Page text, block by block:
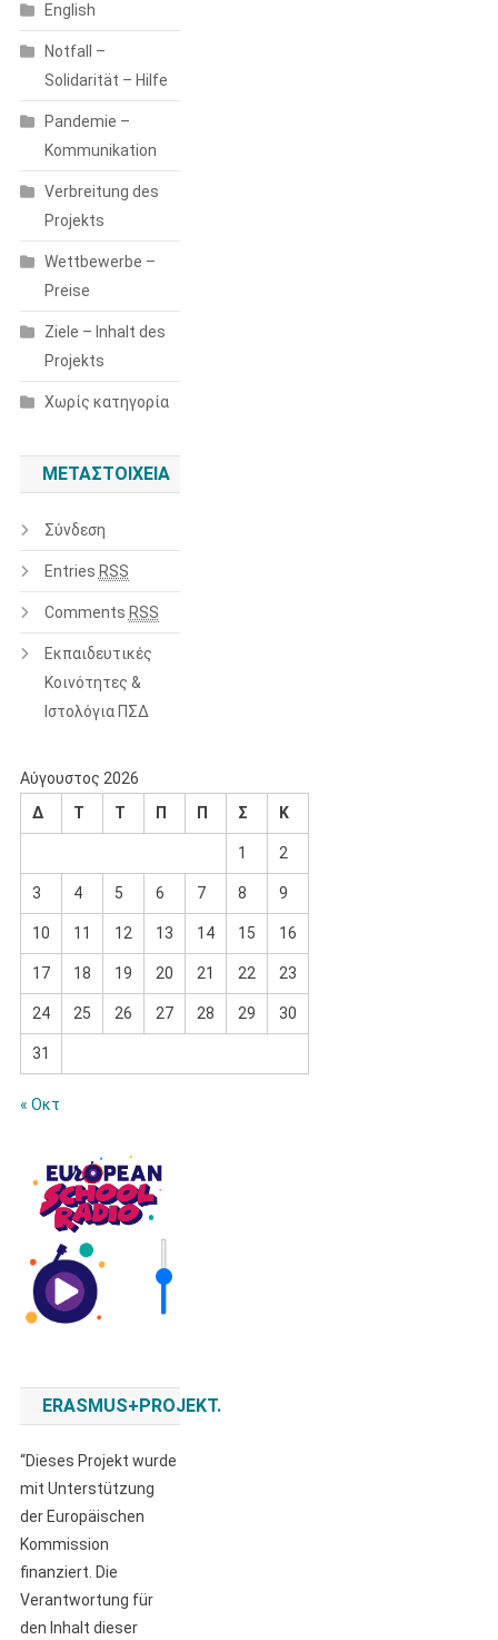
English
Notfall –
Solidarität – Hilfe
Pandemie –
Kommunikation
Verbreitung des
Projekts
Wettbewerbe –
Preise
Ziele – Inhalt des
Projekts
Χωρίς κατηγορία
ΜΕΤΑΣΤΟΙΧΕΊΑ
Σύνδεση
Entries RSS
Comments RSS
Εκπαιδευτικές
Κοινότητες &
Ιστολόγια ΠΣΔ
Αύγουστος 2026
Δ
Τ Τ Π Π Σ Κ
1 2
3 4 5 6 7 8 9
10 11 12 13 14 15 16
17 18 19 20 21 22 23
24 25 26 27 28 29 30
31
« Οκτ
ERASMUS+PROJEKT.
“Dieses Projekt wurde
mit Unterstützung
der Europäischen
Kommission
finanziert. Die
Verantwortung für
den Inhalt dieser